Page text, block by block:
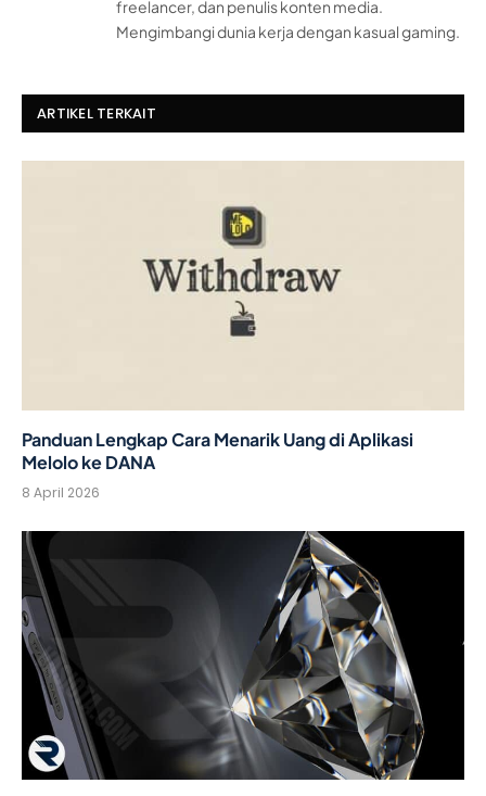
freelancer, dan penulis konten media.
Mengimbangi dunia kerja dengan kasual gaming.
ARTIKEL TERKAIT
Panduan Lengkap Cara Menarik Uang di Aplikasi
Melolo ke DANA
8 April 2026